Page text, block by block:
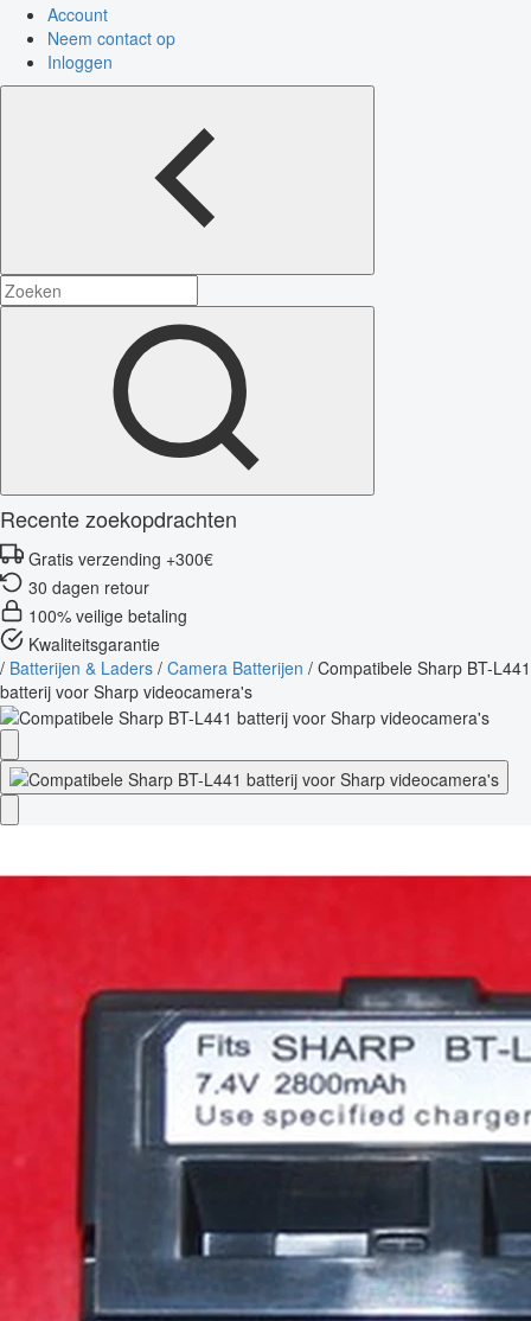
Account
Neem contact op
Inloggen
Recente zoekopdrachten
Gratis verzending +300€
30 dagen retour
100% veilige betaling
Kwaliteitsgarantie
/ Batterijen & Laders / Camera Batterijen / Compatibele Sharp BT-L441
batterij voor Sharp videocamera's